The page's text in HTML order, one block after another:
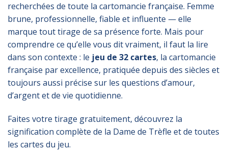
recherchées de toute la cartomancie française. Femme
brune, professionnelle, fiable et influente — elle
marque tout tirage de sa présence forte. Mais pour
comprendre ce qu’elle vous dit vraiment, il faut la lire
dans son contexte : le jeu de 32 cartes, la cartomancie
française par excellence, pratiquée depuis des siècles et
toujours aussi précise sur les questions d’amour,
d’argent et de vie quotidienne.
Faites votre tirage gratuitement, découvrez la
signification complète de la Dame de Trèfle et de toutes
les cartes du jeu.